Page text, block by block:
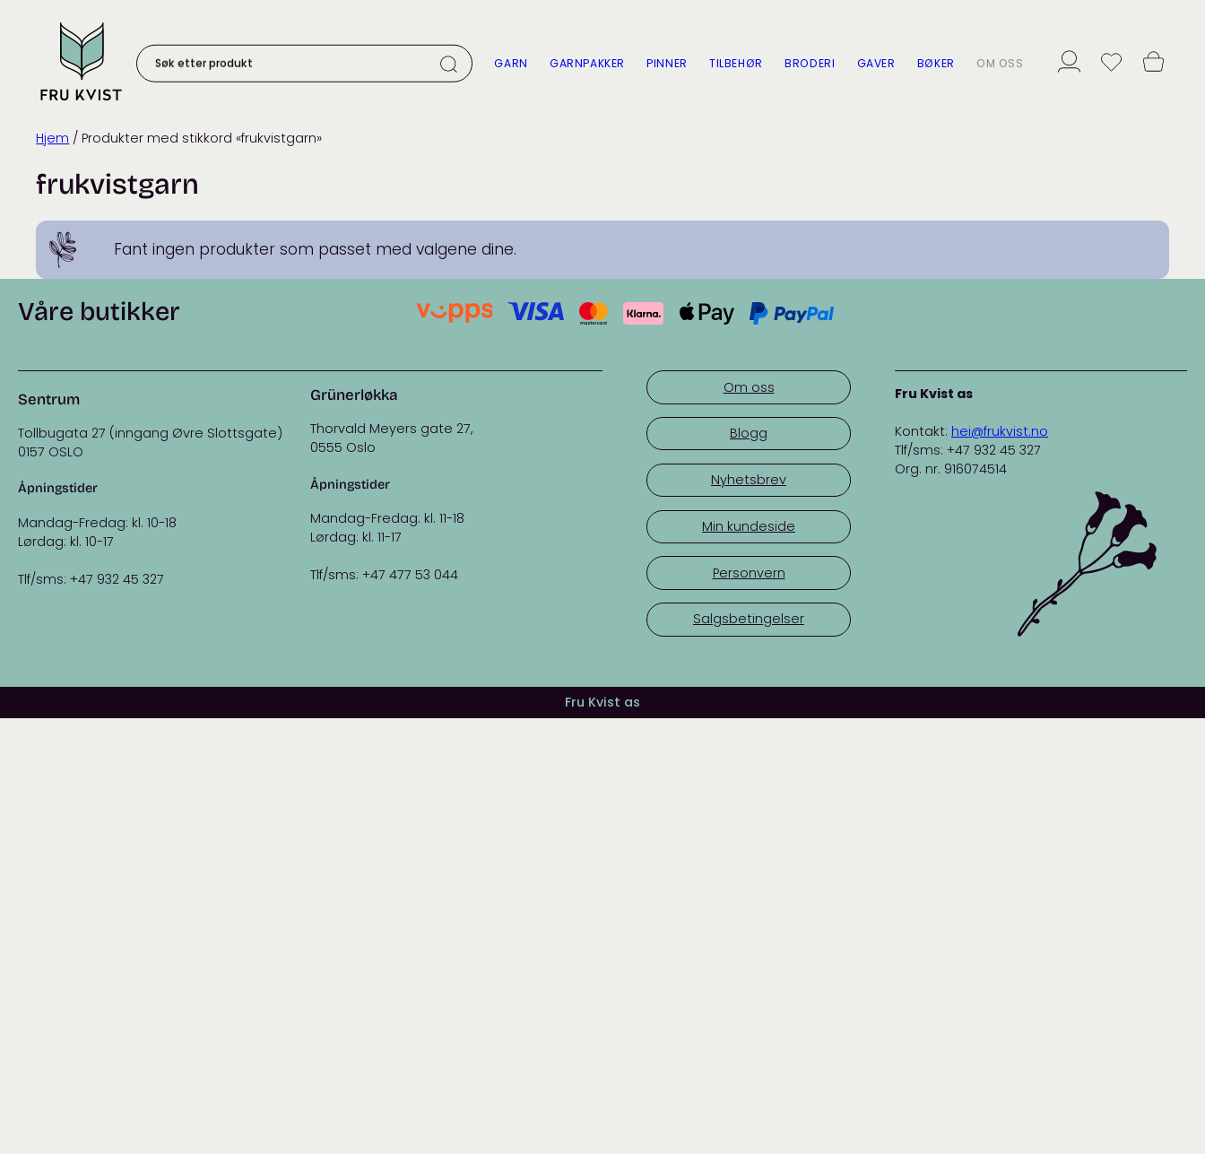
content
etter
produkt:
GARN GARNPAKKER PINNER TILBEHØR BRODERI GAVER BØKER OM OSS
Hjem / Produkter med stikkord «frukvistgarn»
frukvistgarn
Fant ingen produkter som passet med valgene dine.
Våre butikker
Sentrum
Tollbugata 27 (inngang Øvre Slottsgate)
0157 OSLO
Åpningstider
Mandag-Fredag: kl. 10-18
Lørdag: kl. 10-17
Tlf/sms: +47 932 45 327
Grünerløkka
Thorvald Meyers gate 27,
0555 Oslo
Åpningstider
Mandag-Fredag: kl. 11-18
Lørdag: kl. 11-17
Tlf/sms: +47 477 53 044
Om oss
Blogg
Nyhetsbrev
Min kundeside
Personvern
Salgsbetingelser
Fru Kvist as
Kontakt: hei@frukvist.no
Tlf/sms: +47 932 45 327
Org. nr. 916074514
Fru Kvist as